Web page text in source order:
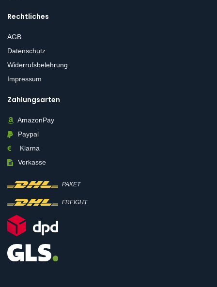
Rechtliches
AGB
Datenschutz
Widerrufsbelehrung
Impressum
Zahlungsarten
AmazonPay
Paypal
Klarna
Vorkasse
PAKET
FREIGHT